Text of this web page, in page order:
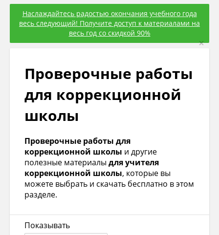
Наслаждайтесь радостью окончания учебного года
весь следующий! Получите доступ к материалами на
весь год со скидкой 90%
×
Проверочные работы
для коррекционной
школы
Проверочные работы для
коррекционной школы и другие
полезные материалы для учителя
коррекционной школы, которые вы
можете выбрать и скачать бесплатно в этом
разделе.
Показывать